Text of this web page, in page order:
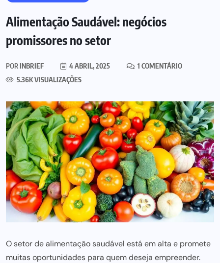
Alimentação Saudável: negócios
promissores no setor
PORINBRIEF 4 ABRIL, 2025
1 COMENTÁRIO
5.36K VISUALIZAÇÕES
O setor de alimentação saudável está em alta e promete
muitas oportunidades para quem deseja empreender.